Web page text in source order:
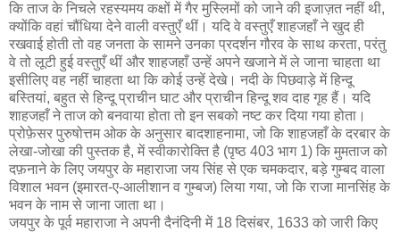
कि ताज के निचले रहस्यमय कक्षों में गैर मुस्लिमों को जाने की इजाज़त नहीं थी,
क्योंकि वहां चौंधिया देने वाली वस्तुएँ थीं। यदि वे वस्तुएँ शाहजहाँ ने खुद ही
रखवाई होती तो वह जनता के सामने उनका प्रदर्शन गौरव के साथ करता, परंतु
वे तो लूटी हुई वस्तुएँ थीं और शाहजहाँ उन्हें अपने खजाने में ले जाना चाहता था
इसीलिए वह नहीं चाहता था कि कोई उन्हें देखे। नदी के पिछवाड़े में हिन्दू
बस्तियां, बहुत से हिन्दू प्राचीन घाट और प्राचीन हिन्दू शव दाह गृह हैं। यदि
शाहजहाँ ने ताज को बनवाया होता तो इन सबको नष्ट कर दिया गया होता।
प्रोफ़ेसर पुरुषोत्तम ओक के अनुसार बादशाहनामा, जो कि शाहजहाँ के दरबार के
लेखा-जोखा की पुस्तक है, में स्वीकारोक्ति है (पृष्ठ 403 भाग 1) कि मुमताज को
दफ़नाने के लिए जयपुर के महाराजा जय सिंह से एक चमकदार, बड़े गुम्बद वाला
विशाल भवन (इमारत-ए-आलीशान व गुम्बज) लिया गया, जो कि राजा मानसिंह के
भवन के नाम से जाना जाता था।
जयपुर के पूर्व महाराजा ने अपनी दैनंदिनी में 18 दिसंबर, 1633 को जारी किए